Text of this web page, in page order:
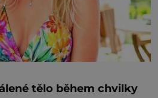
tělo během chvilky